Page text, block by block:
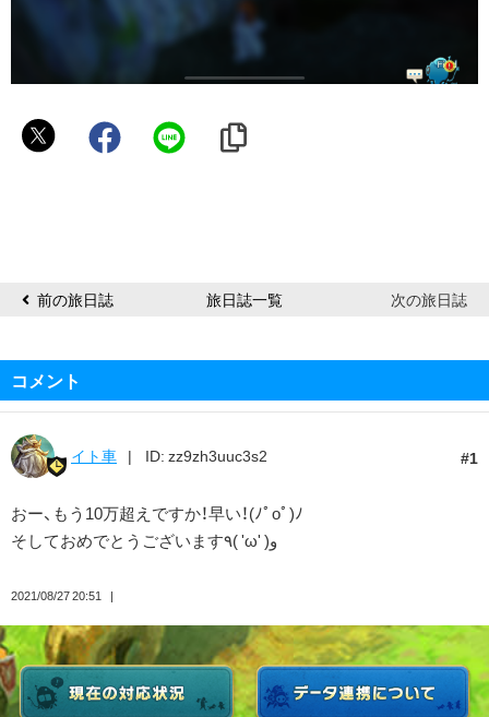
ま
前の旅日誌 旅日誌一覧 次の旅日誌
コメント
1
イト車 ID: zz9zh3uuc3s2
おー、もう10万超えですか！早い！(ﾉﾟοﾟ)ﾉ
そしておめでとうございます٩( 'ω' )و
2021/08/27 20:51